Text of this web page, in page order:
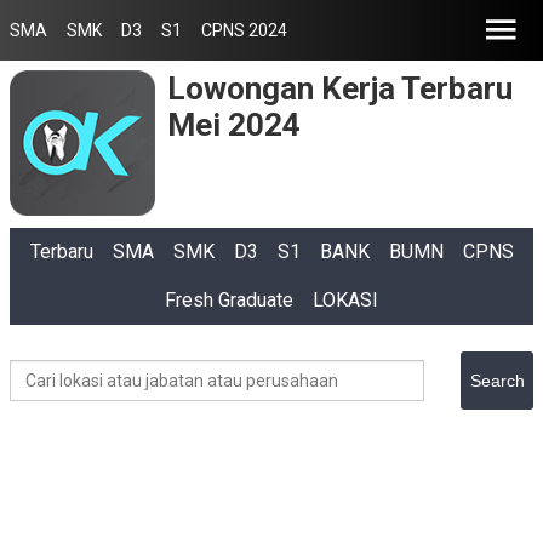
SMA SMK D3 S1 CPNS 2024
Lowongan Kerja Terbaru
Mei 2024
Terbaru SMA SMK D3 S1 BANK BUMN CPNS
Fresh Graduate LOKASI